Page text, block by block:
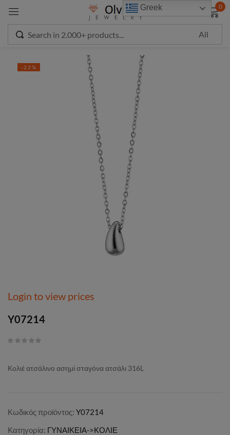
0
-22%
Login to view prices
Y07214
Κολιέ ατσάλινο ασημί σταγόνα ατσάλι 316L
Κωδικός προϊόντος: Y07214
Κατηγορία: ΓΥΝΑΙΚΕΙΑ->ΚΟΛΙΕ
Greek
Sign in
Remember me
LOG IN
CREATE AN ACCOUNT
modal-check